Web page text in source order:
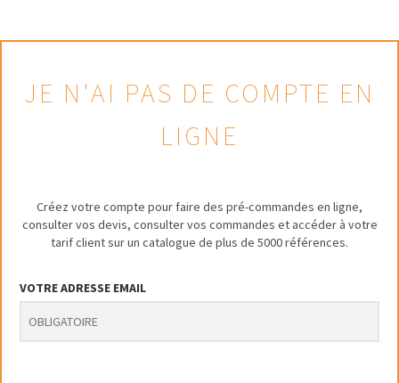
JE N'AI PAS DE COMPTE EN
LIGNE
Créez votre compte pour faire des pré-commandes en ligne,
consulter vos devis, consulter vos commandes et accéder à votre
tarif client sur un catalogue de plus de 5000 références.
VOTRE ADRESSE EMAIL